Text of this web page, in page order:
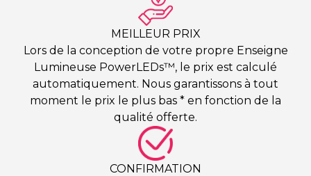
MEILLEUR PRIX
Lors de la conception de votre propre Enseigne
Lumineuse PowerLEDs™, le prix est calculé
automatiquement. Nous garantissons à tout
moment le prix le plus bas * en fonction de la
qualité offerte.
CONFIRMATION